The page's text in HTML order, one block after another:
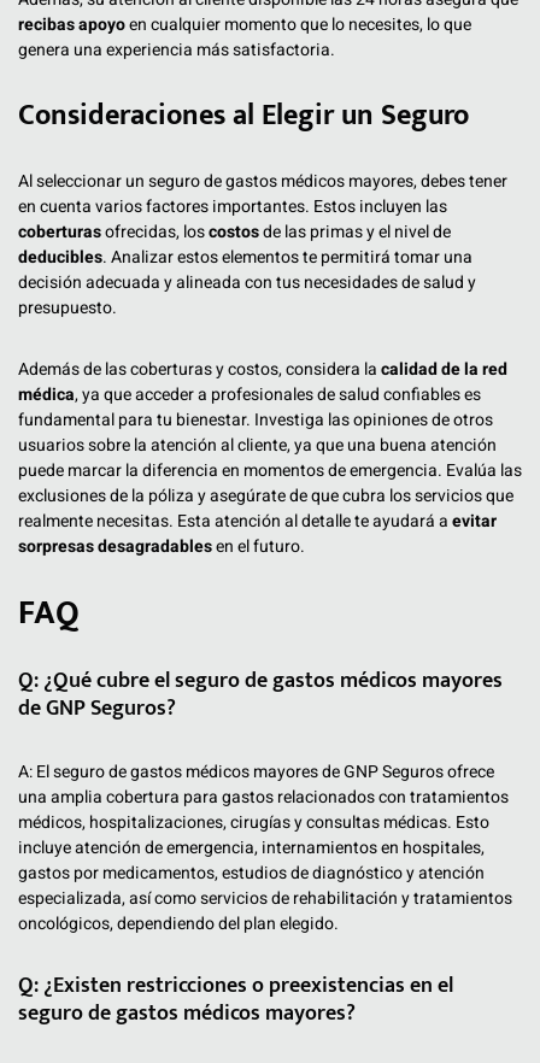
recibas apoyoen cualquier momento que lo necesites, lo que
genera una experiencia más satisfactoria.
Consideraciones al Elegir un Seguro
Al seleccionar un seguro de gastos médicos mayores, debes tener
en cuenta varios factores importantes. Estos incluyen las
coberturasofrecidas, loscostosde las primas y el nivel de
deducibles. Analizar estos elementos te permitirá tomar una
decisión adecuada y alineada con tus necesidades de salud y
presupuesto.
Además de las coberturas y costos, considera lacalidad de la red
médica, ya que acceder a profesionales de salud confiables es
fundamental para tu bienestar. Investiga las opiniones de otros
usuarios sobre la atención al cliente, ya que una buena atención
puede marcar la diferencia en momentos de emergencia. Evalúa las
exclusiones de la póliza y asegúrate de que cubra los servicios que
realmente necesitas. Esta atención al detalle te ayudará aevitar
sorpresas desagradablesen el futuro.
FAQ
Q: ¿Qué cubre el seguro de gastos médicos mayores
de GNP Seguros?
A: El seguro de gastos médicos mayores de GNP Seguros ofrece
una amplia cobertura para gastos relacionados con tratamientos
médicos, hospitalizaciones, cirugías y consultas médicas. Esto
incluye atención de emergencia, internamientos en hospitales,
gastos por medicamentos, estudios de diagnóstico y atención
especializada, así como servicios de rehabilitación y tratamientos
oncológicos, dependiendo del plan elegido.
Q: ¿Existen restricciones o preexistencias en el
seguro de gastos médicos mayores?